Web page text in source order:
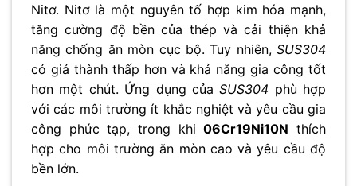
Nitơ. Nitơ là một nguyên tố hợp kim hóa mạnh,
tăng cường độ bền của thép và cải thiện khả
năng chống ăn mòn cục bộ. Tuy nhiên, SUS304
có giá thành thấp hơn và khả năng gia công tốt
hơn một chút. Ứng dụng củaSUS304 phù hợp
với các môi trường ít khắc nghiệt và yêu cầu gia
công phức tạp, trong khi06Cr19Ni10N thích
hợp cho môi trường ăn mòn cao và yêu cầu độ
bền lớn.